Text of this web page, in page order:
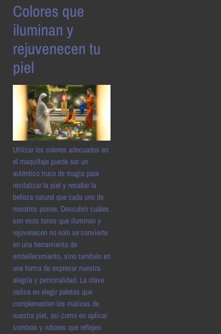
Colores que
iluminan y
rejuvenecen tu
piel
Utilizar los colores adecuados en
el maquillaje puede ser un
auténtico truco de magia para
revitalizar la piel y resaltar la
belleza natural que cada uno de
nosotros posee. Descubrir cuáles
son esos tonos que iluminan y
rejuvenecen no solo se convierte
en una herramienta de
embellecimiento, sino también en
una forma de expresar nuestra
alegría y personalidad. La clave
radica en elegir paletas que
complementen los matices de
nuestra piel, así como en aplicar
sombras y rubores que reflejen